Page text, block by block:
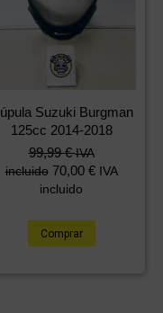
Suzuki Burgman
125cc 2014-2018
99,99€ IVA
incluido 70,00 € IVA
incluido
Comprar